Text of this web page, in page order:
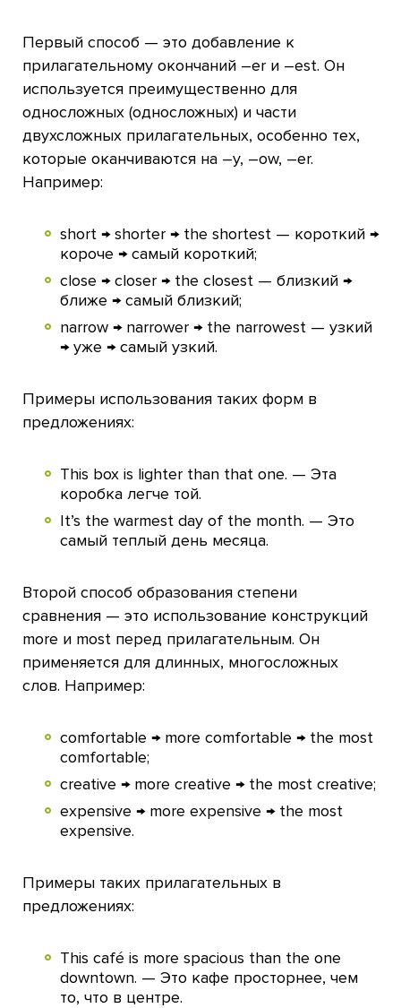
Первый способ — это добавление к
прилагательному окончаний –er и –est. Он
используется преимущественно для
односложных (односложных) и части
двухсложных прилагательных, особенно тех,
которые оканчиваются на –y, –ow, –er.
Например:
short → shorter → the shortest — короткий →
короче → самый короткий;
close → closer → the closest — близкий →
ближе → самый близкий;
narrow → narrower → the narrowest — узкий
→ уже → самый узкий.
Примеры использования таких форм в
предложениях:
This box is lighter than that one. — Эта
коробка легче той.
It’s the warmest day of the month. — Это
самый теплый день месяца.
Второй способ образования степени
сравнения — это использование конструкций
more и most перед прилагательным. Он
применяется для длинных, многосложных
слов. Например:
comfortable → more comfortable → the most
comfortable;
creative → more creative → the most creative;
expensive → more expensive → the most
expensive.
Примеры таких прилагательных в
предложениях:
This café is more spacious than the one
downtown. — Это кафе просторнее, чем
то, что в центре.